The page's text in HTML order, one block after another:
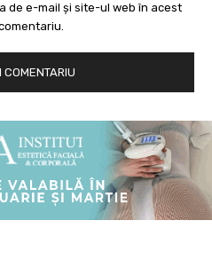
de e-mail și site-ul web în acest